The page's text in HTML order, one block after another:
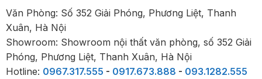
Văn Phòng: Số 352 Giải Phóng, Phương Liệt, Thanh
Xuân, Hà Nội
Showroom: Showroom nội thất văn phòng, số 352 Giải
Phóng, Phương Liệt, Thanh Xuân, Hà Nội
Hotline: 0967.317.555 - 0917.673.888 - 093.1282.555